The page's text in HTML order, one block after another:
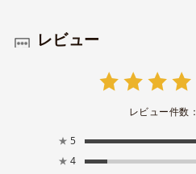
レビュー
レビュー件数：
★ 5
★ 4